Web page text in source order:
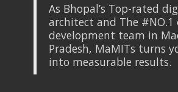
As Bhopal’s Top-rated
architect and The #NO.1
development team in
Pradesh, MaMITs turns
into measurable results.